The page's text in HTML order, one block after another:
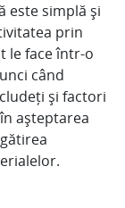
este simplă și
prin
le face într-o
când
și factori
așteptarea